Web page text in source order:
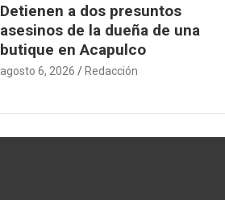
Detienen a dos presuntos
asesinos de la dueña de una
butique en Acapulco
agosto 6, 2026 Redacción